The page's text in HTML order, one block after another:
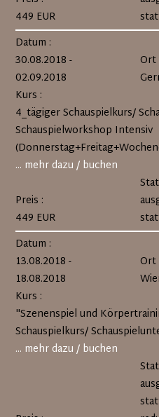
449 EUR
Datum :
30.08.2018 -
02.09.2018
Ort
Kurs :
4_tägiger Schauspielkurs/
Schauspielworkshop Intensiv
... mehr dazu / buchen
Preis :
449 EUR
Datum :
13.08.2018 -
18.08.2018
Ort
Kurs :
"Szenenspiel und
Schauspielkurs/
... mehr dazu / buchen